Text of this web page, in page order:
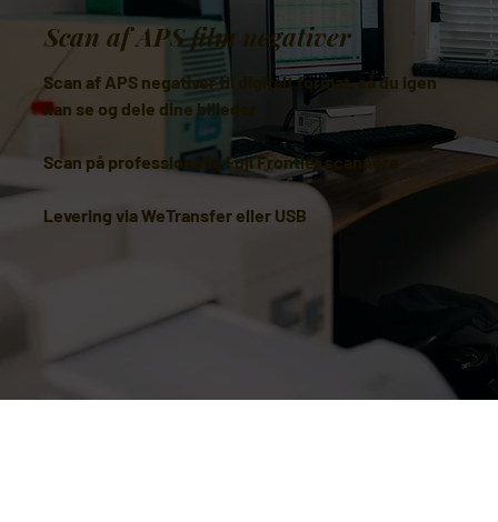
Scan af APS film negativer
Scan af APS negativer til digitalt format, så du igen
kan se og dele dine billeder
Scan på professionelle Fuji Frontier scannere
Levering via WeTransfer eller USB